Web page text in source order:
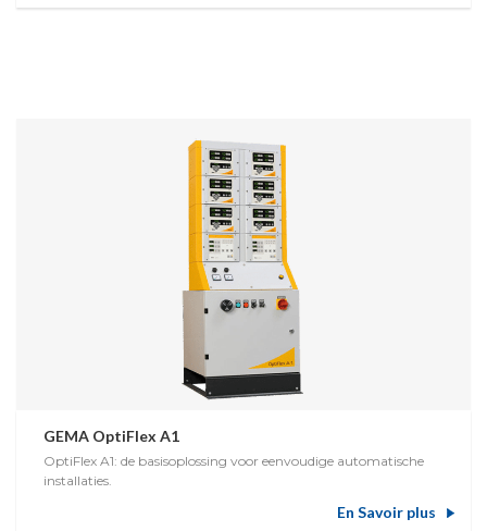
GEMA OptiFlex A1
OptiFlex A1: de basisoplossing voor eenvoudige automatische
installaties.
En Savoir plus